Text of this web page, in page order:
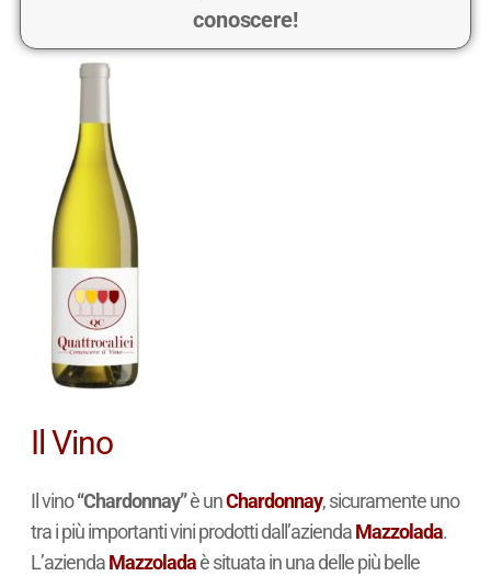
conoscere!
Il Vino
Il vino“Chardonnay”è unChardonnay, sicuramente uno
tra i più importanti vini prodotti dall’aziendaMazzolada.
L’aziendaMazzoladaè situata in una delle più belle